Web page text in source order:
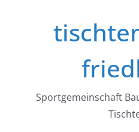
Sportgemeinschaft